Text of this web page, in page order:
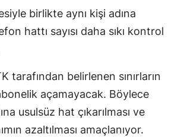
birlikte aynı kişi adına
hattı sayısı daha sıkı kontrol
tarafından belirlenen sınırların
açamayacak. Böylece
usulsüz hat çıkarılması ve
azaltılması amaçlanıyor.